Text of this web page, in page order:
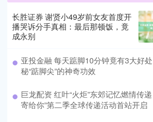
长胜证券 谢贤小49岁前女友首度开
播哭诉分手真相：最后那顿饭，竟
成永别
亚投金融 每天踮脚10分钟竟有3大好
秘“踮脚尖”的神奇功效
巨龙配资 红叶“火炬”东郊记忆燃情传
寄给你”第二季全球传递活动首站开启